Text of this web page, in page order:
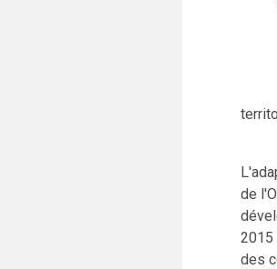
de
2015
des